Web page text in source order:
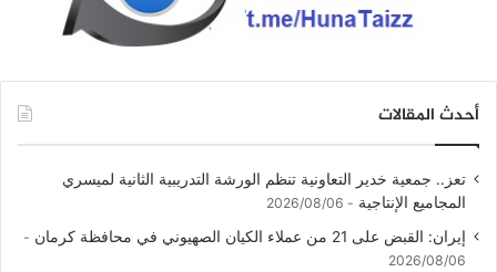
أحدث المقالات
تعز.. جمعية خدير التعاونية تنظم الورشة التدريبية الثانية لميسري
المجاميع الإنتاجية
2026/08/06
إيران: القبض على 21 من عملاء الكيان الصهيوني في محافظة كرمان
2026/08/06